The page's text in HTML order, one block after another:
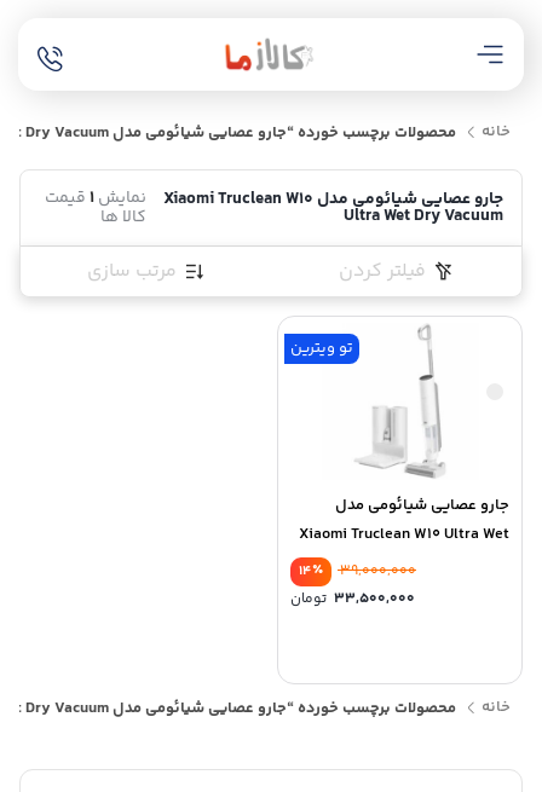
خانه محصولات برچسب خورده “جارو عصایی شیائومی مدل Xiaomi Truclean W10 Ultra Wet Dry Vacuum”
جارو عصایی شیائومی مدل Xiaomi Truclean W10
Ultra Wet Dry Vacuum
نمایش 1قیمت
کالا ها
فیلتر کردن مرتب سازی
تو ویترین
جارو عصایی شیائومی مدل
Xiaomi Truclean W10 Ultra Wet
٪14
39,000,000
33,500,000 تومان
خانه محصولات برچسب خورده “جارو عصایی شیائومی مدل Xiaomi Truclean W10 Ultra Wet Dry Vacuum”